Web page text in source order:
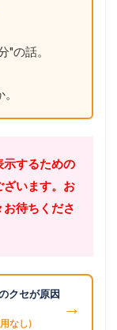
"の話。
示するための
ざいます。お
待ちくださ
クセが原因
なし)
→